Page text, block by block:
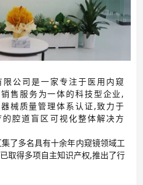
公司是一家专注于医用内窥
售服务为一体的科技型企业,
械质量管理体系认证,致力于
腔道盲区可视化整体解决方
了多名具有十余年内窥镜领域工
取得多项自主知识产权,推出了行